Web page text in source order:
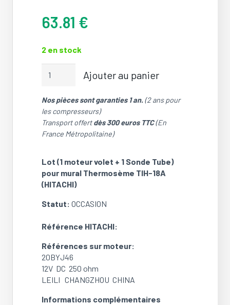
63.81 €
2 en stock
(1
moteur
volet
+
Sonde
Tube)
pour
Thermosème
18A
(OCCASION)
Ajouter au panier
Nos pièces sont garanties 1 an.(2 ans pour
les compresseurs)
Transport offertdès 300 euros TTC(En
France Métropolitaine)
Lot (1 moteur volet + 1 Sonde Tube)
pour mural Thermosème TIH-18A
(HITACHI)
Statut: OCCASION
Référence HITACHI:
Références sur moteur:
20BYJ46
12V DC 250 ohm
LEILI CHANGZHOU CHINA
Informations complémentaires